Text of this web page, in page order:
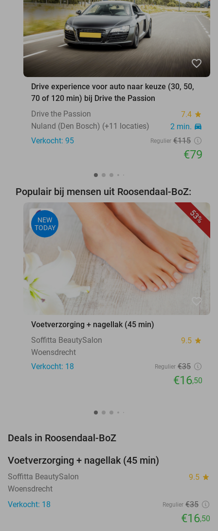
favorite_border
Drive experience voor auto naar keuze (30, 50,
70 of 120 min) bij Drive the Passion
Drive the Passion
7.4 star
Nuland (Den Bosch) (+11 locaties) 2 min. directions_car
Verkocht: 95 Regulier €115
€79
Populair bij mensen uit Roosendaal-BoZ:
53%
NEW
TODAY
favorite_border
Voetverzorging + nagellak (45 min)
Soffitta BeautySalon
9.5 star
Woensdrecht
Verkocht: 18
Regulier €35
€16,50
Deals in Roosendaal-BoZ
TODAY
Voetverzorging + nagellak (45 min)
Soffitta BeautySalon 9.5 star
Woensdrecht
Verkocht: 18
Regulier €35
€16,50